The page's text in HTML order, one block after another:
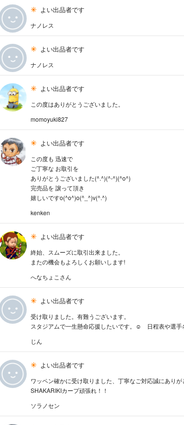
よい出品者です
ナノレス
よい出品者です
ナノレス
よい出品者です
この度はありがとうございました。
momoyuki827
よい出品者です
この度も 迅速で
ご丁寧な お取引を
ありがとうございました(^.^)(^-^)(^o^)
完売品を 譲って頂き
嬉しいですo(^o^)o(^_^)v(^.^)
kenken
よい出品者です
終始、スムーズに取引出来ました。
またの機会もよろしくお願いします!
へなちょこさん
よい出品者です
受け取りました。有難うございます。
スタジアムで一生懸命応援したいです。☺ 日程表や選手
じん
よい出品者です
ワッペン確かに受け取りました、丁寧なご対応誠にあり
SHAKARIKIカープ頑張れ！！
ソラノセン